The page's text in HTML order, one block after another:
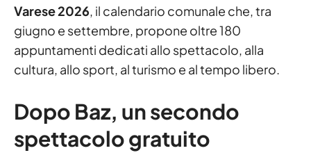
Varese 2026, il calendario comunale che, tra
giugno e settembre, propone oltre 180
appuntamenti dedicati allo spettacolo, alla
cultura, allo sport, al turismo e al tempo libero.
Dopo Baz, un secondo
spettacolo gratuito